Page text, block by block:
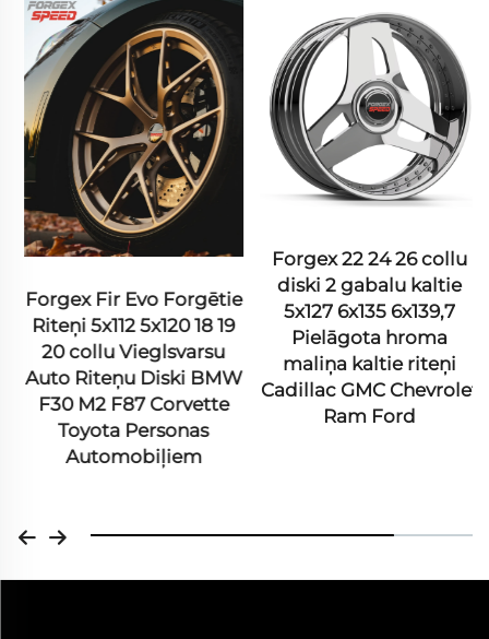
Forgex Fir Evo Forgētie
Riteņi 5x112 5x120 18 19
20 collu Vieglsvarsu
Auto Riteņu Diski BMW
F30 M2 F87 Corvette
Toyota Personas
Automobiļiem
Forgex 22 24 26 collu
diski 2 gabalu kaltie
5x127 6x135 6x139,7
Pielāgota hroma
maliņa kaltie riteņi
Cadillac GMC Chevrolet
Ram Ford